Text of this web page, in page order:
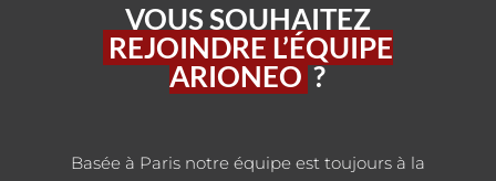
VOUS SOUHAITEZ
REJOINDRE L’ÉQUIPE
ARIONEO?
Basée à Paris notre équipe est toujours à la